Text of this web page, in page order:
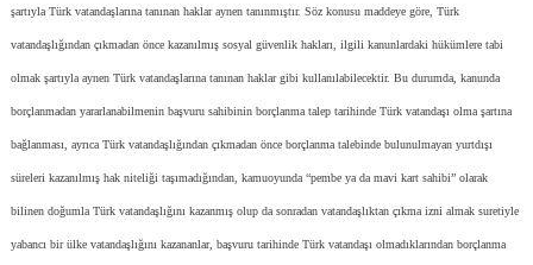
şartıyla Türk vatandaşlarına tanınan haklar aynen tanınmıştır. Söz konusu maddeye göre, Türk
vatandaşlığından çıkmadan önce kazanılmış sosyal güvenlik hakları, ilgili kanunlardaki hükümlere tabi
olmak şartıyla aynen Türk vatandaşlarına tanınan haklar gibi kullanılabilecektir. Bu durumda, kanunda
borçlanmadan yararlanabilmenin başvuru sahibinin borçlanma talep tarihinde Türk vatandaşı olma şartına
bağlanması, ayrıca Türk vatandaşlığından çıkmadan önce borçlanma talebinde bulunulmayan yurtdışı
süreleri kazanılmış hak niteliği taşımadığından, kamuoyunda “pembe ya da mavi kart sahibi” olarak
bilinen doğumla Türk vatandaşlığını kazanmış olup da sonradan vatandaşlıktan çıkma izni almak suretiyle
yabancı bir ülke vatandaşlığını kazananlar, başvuru tarihinde Türk vatandaşı olmadıklarından borçlanma